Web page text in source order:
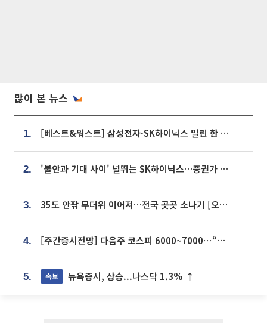
많이 본 뉴스
1. [베스트&워스트] 삼성전자·SK하이닉스 밀린 한 주…상상인증권은 85% 급등
2. '불안과 기대 사이' 널뛰는 SK하이닉스…증권가 "HBM4·LTA 기반 펀터멘털 견고"
3. 35도 안팎 무더위 이어져…전국 곳곳 소나기 [오늘 날씨]
4. [주간증시전망] 다음주 코스피 6000~7000⋯“外人 수급은 정책이 변수”
5. 속보 뉴욕증시, 상승...나스닥 1.3% ↑